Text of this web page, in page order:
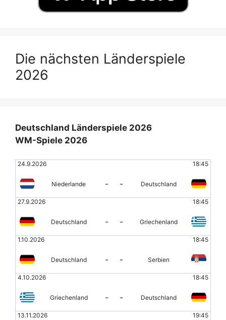
Die nächsten Länderspiele
2026
Deutschland Länderspiele 2026
WM-Spiele 2026
24.9.2026 18:45
Niederlande - - Deutschland
27.9.2026 18:45
Deutschland - - Griechenland
1.10.2026 18:45
Deutschland - - Serbien
4.10.2026 18:45
Griechenland - - Deutschland
13.11.2026 19:45